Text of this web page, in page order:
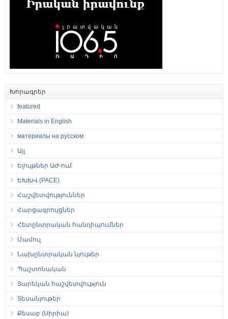
Խորագրեր
featured
Materials in English
материалы на русском
Այլ
Ելույթներ ԱԺ-ում
ԵԽԽՎ (PACE)
Հաշվետվություններ
Հարցազրույցներ
Հետընտրական հանդիպումներ
Մամուլ
Նախընտրական նյութեր
Պաշտոնական
Տարեկան հաշվետվություն
Տեսանյութեր
Քեսաբ (Սիրիա)